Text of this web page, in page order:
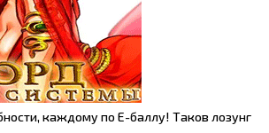
каждому по Е-баллу! Таков лозунг